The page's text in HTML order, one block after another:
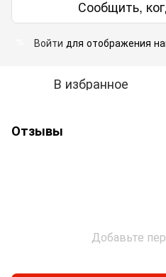
Сообщить,
Войти для отображения
В избранное
Отзывы
Добавьте